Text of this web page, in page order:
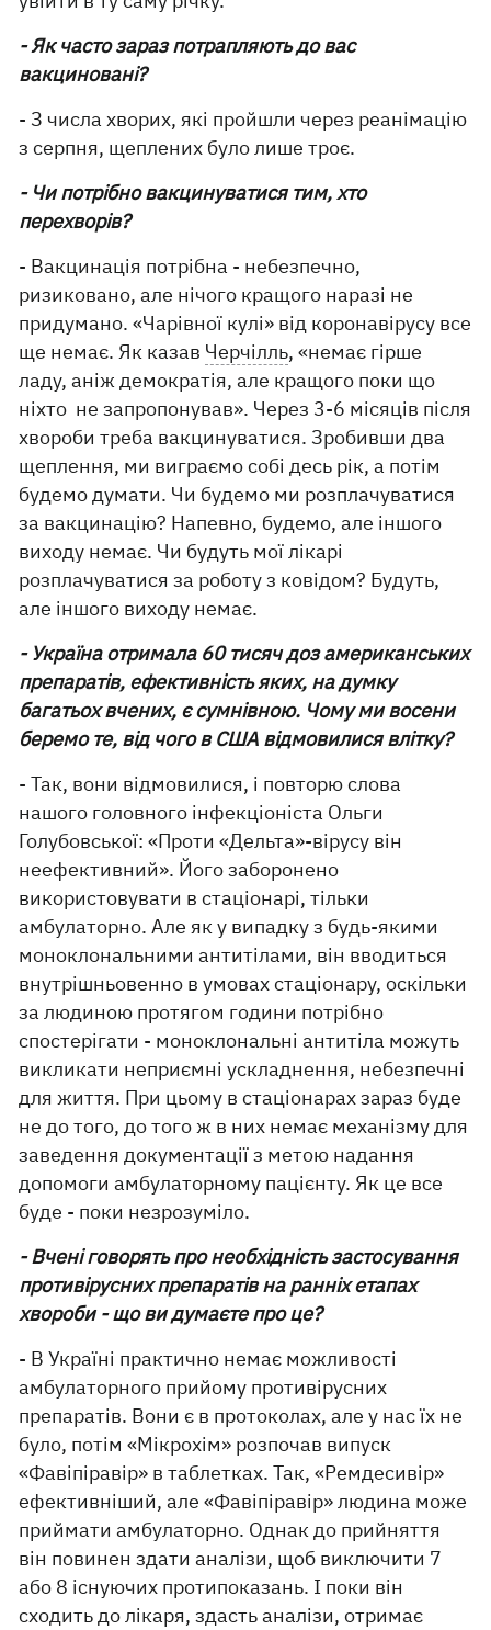
- Як часто зараз потрапляють до вас
вакциновані?
- З числа хворих, які пройшли через реанімацію
з серпня, щеплених було лише троє.
- Чи потрібно вакцинуватися тим, хто
перехворів?
- Вакцинація потрібна - небезпечно,
ризиковано, але нічого кращого наразі не
придумано. «Чарівної кулі» від коронавірусу все
ще немає. Як казав Черчілль, «немає гірше
ладу, аніж демократія, але кращого поки що
ніхто не запропонував». Через 3-6 місяців після
хвороби треба вакцинуватися. Зробивши два
щеплення, ми виграємо собі десь рік, а потім
будемо думати. Чи будемо ми розплачуватися
за вакцинацію? Напевно, будемо, але іншого
виходу немає. Чи будуть мої лікарі
розплачуватися за роботу з ковідом? Будуть,
але іншого виходу немає.
- Україна отримала 60 тисяч доз американських
препаратів, ефективність яких, на думку
багатьох вчених, є сумнівною. Чому ми восени
беремо те, від чого в США відмовилися влітку?
- Так, вони відмовилися, і повторю слова
нашого головного інфекціоніста Ольги
Голубовської: «Проти «Дельта»-вірусу він
неефективний». Його заборонено
використовувати в стаціонарі, тільки
амбулаторно. Але як у випадку з будь-якими
моноклональними антитілами, він вводиться
внутрішньовенно в умовах стаціонару, оскільки
за людиною протягом години потрібно
спостерігати - моноклональні антитіла можуть
викликати неприємні ускладнення, небезпечні
для життя. При цьому в стаціонарах зараз буде
не до того, до того ж в них немає механізму для
заведення документації з метою надання
допомоги амбулаторному пацієнту. Як це все
буде - поки незрозуміло.
- Вчені говорять про необхідність застосування
противірусних препаратів на ранніх етапах
хвороби - що ви думаєте про це?
- В Україні практично немає можливості
амбулаторного прийому противірусних
препаратів. Вони є в протоколах, але у нас їх не
було, потім «Мікрохім» розпочав випуск
«Фавіпіравір» в таблетках. Так, «Ремдесивір»
ефективніший, але «Фавіпіравір» людина може
приймати амбулаторно. Однак до прийняття
він повинен здати аналізи, щоб виключити 7
або 8 існуючих протипоказань. І поки він
сходить до лікаря, здасть аналізи, отримає